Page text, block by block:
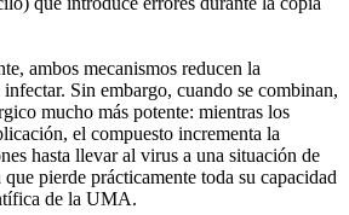
ambos mecanismos reducen la
Sin embargo, cuando se combinan,
mucho más potente: mientras los
el compuesto incrementa la
hasta llevar al virus a una situación de
pierde prácticamente toda su capacidad
de la UMA.